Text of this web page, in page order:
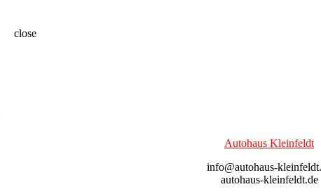
close
Autohaus Kleinfeldt
info@autohaus-
autohaus-kleinfeldt.de